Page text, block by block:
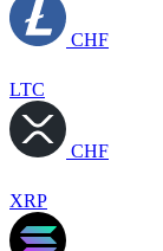
CHF
LTC
CHF
XRP